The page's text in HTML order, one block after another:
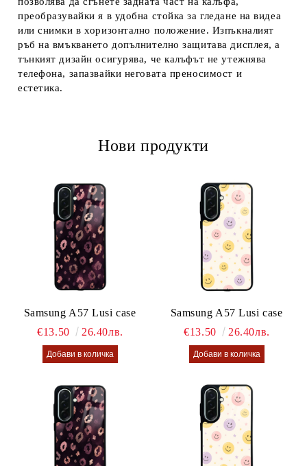
преобразувайки я в удобна стойка за гледане на видеа
или снимки в хоризонтално положение. Изпъкналият
ръб на вмъкването допълнително защитава дисплея, а
тънкият дизайн осигурява, че калъфът не утежнява
телефона, запазвайки неговата преносимост и
естетика.
Нови продукти
Samsung A57 Lusi case
€13.50
26.40лв.
Samsung A57 Lusi case
€13.50
26.40лв.